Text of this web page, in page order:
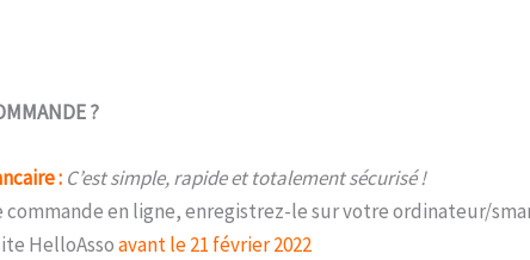
?
: C’est simple, rapide et totalement sécurisé !
commande en ligne, enregistrez-le sur votre ordinateur/
HelloAssoavant le 21 février 2022